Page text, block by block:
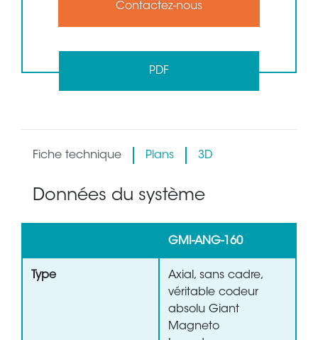
Contactez-nous
PDF
Fiche technique Plans 3D
Données du système
GMI-ANG-160
Type
Axial, sans cadre,
véritable codeur
absolu Giant
Magneto